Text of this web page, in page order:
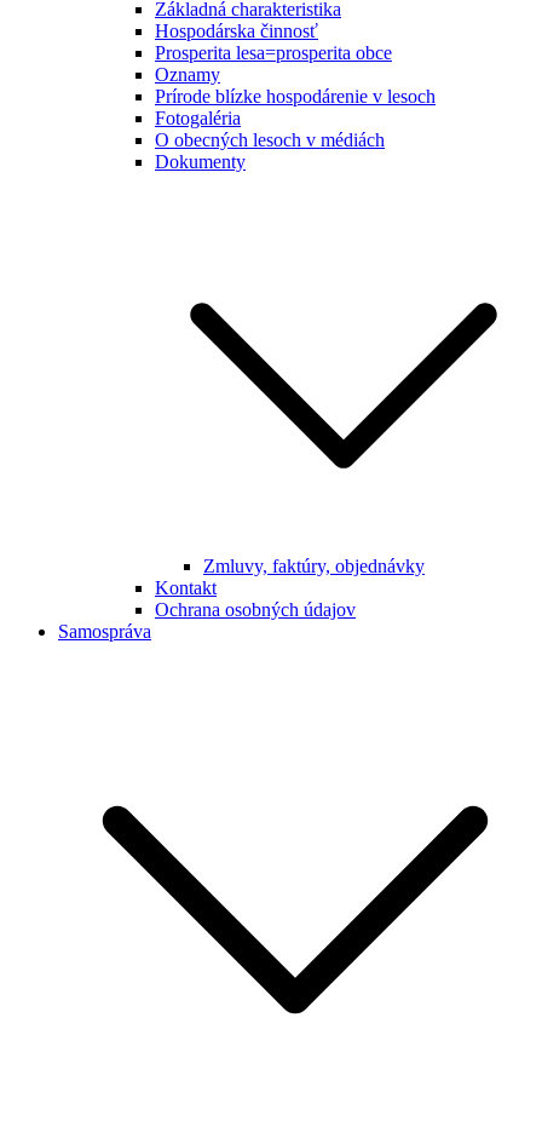
Základná charakteristika
Hospodárska činnosť
Prosperita lesa=prosperita obce
Oznamy
Prírode blízke hospodárenie v lesoch
Fotogaléria
O obecných lesoch v médiách
Dokumenty
Zmluvy, faktúry, objednávky
Kontakt
Ochrana osobných údajov
Samospráva